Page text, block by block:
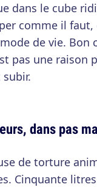
dans le cube
comme il
de vie. Bon
pas une raison
subir.
dans pas
de torture
Cinquante